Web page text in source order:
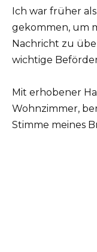
Ich war früher
gekommen, um
Nachricht zu
wichtige
Mit erhobener
Wohnzimmer,
Stimme meines